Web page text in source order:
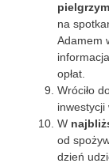
na
Adamem
opłat.
Wróciło
inwestycji
W
od
dzień